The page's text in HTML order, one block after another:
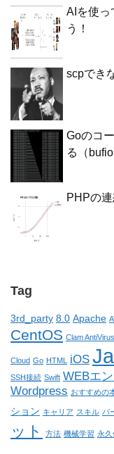
AIを使っ
う！
scpでき
Goのコ
る（
PHPの
Tag
3rd_party 8.0 Apache
CentOS Clam AntiVirus
Cloud Go HTML iOS
SSH接続 Swift WEBエ
Wordpress おすすめの
ション キャリア スキル バ
ット
方法 機械学習 永久